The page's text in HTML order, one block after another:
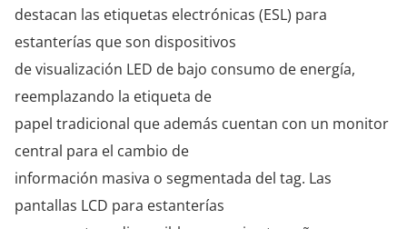
destacan las etiquetas electrónicas (ESL) para
estanterías que son dispositivos
de visualización LED de bajo consumo de energía,
reemplazando la etiqueta de
papel tradicional que además cuentan con un monitor
central para el cambio de
información masiva o segmentada del tag. Las
pantallas LCD para estanterías